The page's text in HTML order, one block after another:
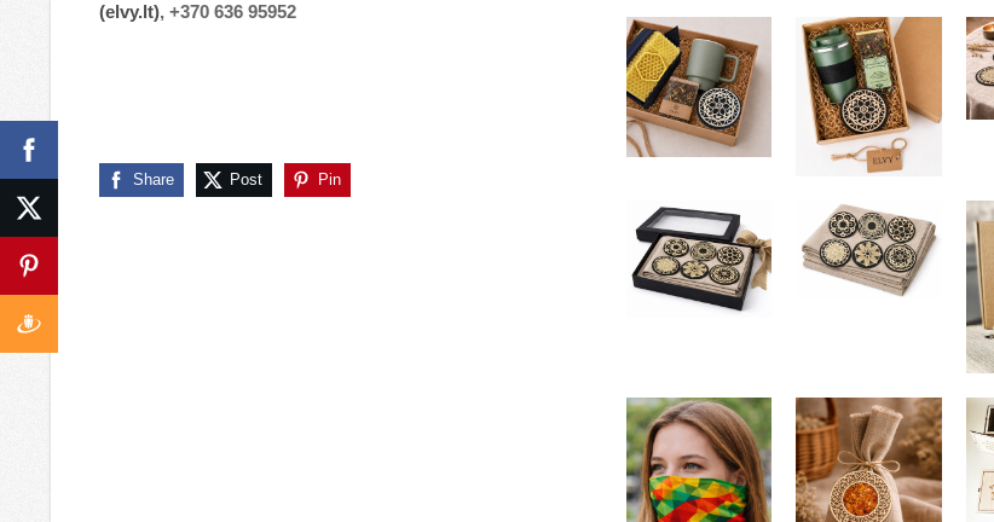
(elvy.lt), +370 636 95952
Share Post Pin